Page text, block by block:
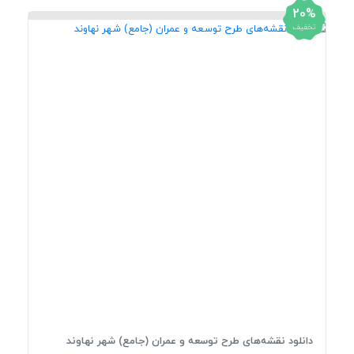
20%
تخفیف
دانلود نقشه‌های طرح توسعه و عمران (جامع) شهر نهاوند